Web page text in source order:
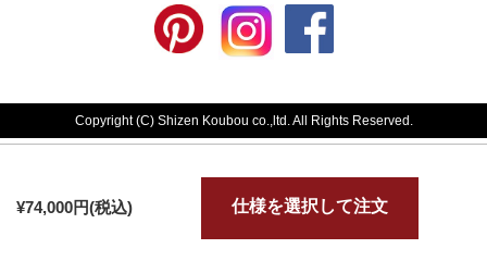
¥74,000円(税込) 仕様を選択して注文
Copyright (C) Shizen Koubou co.,ltd. All Rights Reserved.